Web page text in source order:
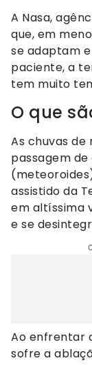
A Nasa,
que, em
se adaptam
paciente, a
tem muito
O que
As chuvas
passagem
assistido da
em altíssima
e se
Ao enfrentar
sofre a